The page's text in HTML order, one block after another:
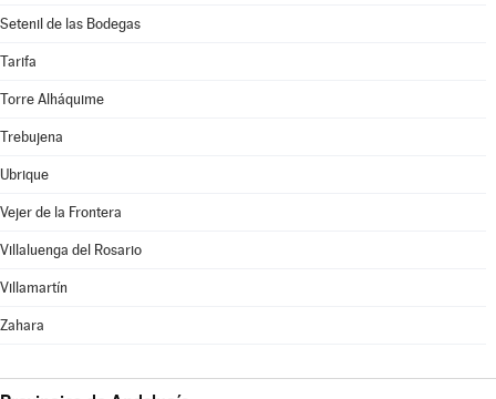
Setenil de las Bodegas
Tarifa
Torre Alháquime
Trebujena
Ubrique
Vejer de la Frontera
Villaluenga del Rosario
Villamartín
Zahara